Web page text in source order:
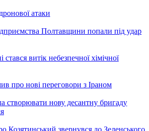
атаки
Полтавщини попали під удар
витік небезпечної хімічної
про нові переговори з Іраном
створювати нову десантну бригаду